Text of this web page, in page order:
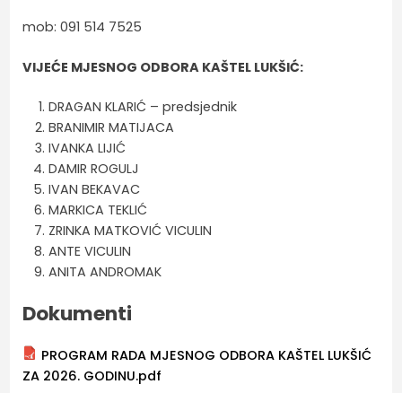
mob: 091 514 7525
VIJEĆE MJESNOG ODBORA KAŠTEL LUKŠIĆ:
DRAGAN KLARIĆ – predsjednik
BRANIMIR MATIJACA
IVANKA LIJIĆ
DAMIR ROGULJ
IVAN BEKAVAC
MARKICA TEKLIĆ
ZRINKA MATKOVIĆ VICULIN
ANTE VICULIN
ANITA ANDROMAK
Dokumenti
PROGRAM RADA MJESNOG ODBORA KAŠTEL LUKŠIĆ
ZA 2026. GODINU.pdf